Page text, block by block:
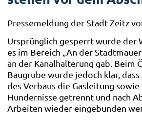
Pressemeldung der Stadt Zeitz
Ursprünglich gesperrt wurde der
es im Bereich „An der
an der Kanalhalterung gab. Beim
Baugrube wurde jedoch klar,
des Verbaus die Gasleitung sowie
Hundernisse getrennt und nach
Arbeiten wieder eingebunden